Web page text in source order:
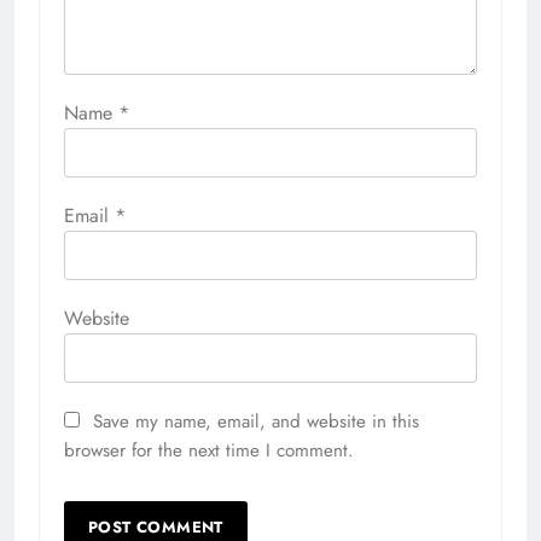
Name *
Email *
Website
Save my name, email, and website in this
browser for the next time I comment.